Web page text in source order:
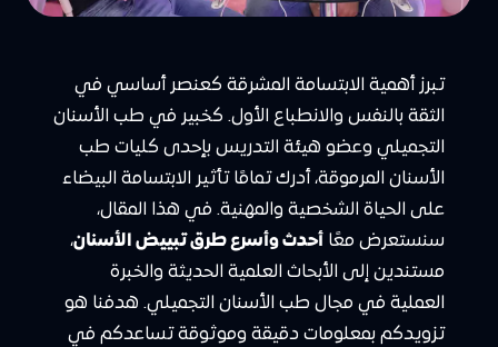
تبرز أهمية الابتسامة المشرقة كعنصر أساسي في
الثقة بالنفس والانطباع الأول. كخبير في طب الأسنان
التجميلي وعضو هيئة التدريس بإحدى كليات طب
الأسنان المرموقة، أدرك تمامًا تأثير الابتسامة البيضاء
على الحياة الشخصية والمهنية. في هذا المقال،
سنستعرض معًا أحدث وأسرع طرق تبييض الأسنان،
مستندين إلى الأبحاث العلمية الحديثة والخبرة
العملية في مجال طب الأسنان التجميلي. هدفنا هو
تزويدكم بمعلومات دقيقة وموثوقة تساعدكم في